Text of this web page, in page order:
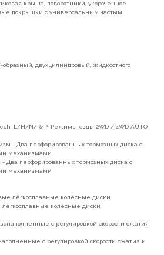
крыша, поворотники, укороченное
покрышки с универсальным частым
двухцилиндровый, жидкостного
L/H/N/R/P. Режимы езды 2WD / 4WD AUTO
- Два перфорированных тормозных диска с
механизмами
Два перфорированных тормозных диска с
механизмами
лёгкосплавные колёсные диски
колёсные диски
с регулировкой скорости сжатия
с регулировкой скорости сжатия и
Оплата
Адмирала Нахимова 80 "в"